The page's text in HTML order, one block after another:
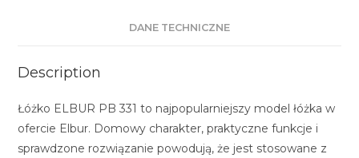
DANE TECHNICZNE
Description
Łóżko ELBUR PB 331 to najpopularniejszy model łóżka w
ofercie Elbur. Domowy charakter, praktyczne funkcje i
sprawdzone rozwiązanie powodują, że jest stosowane z